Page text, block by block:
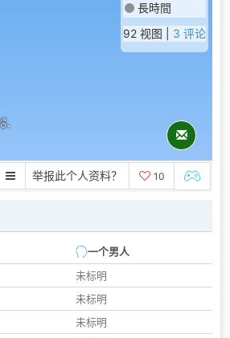
長時間
92 视图 | 3 评论
举报此个人资料？ 10
一个男人
未标明
未标明
未标明